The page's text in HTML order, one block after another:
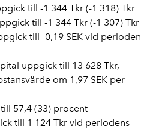
till -1 344 Tkr (-1 318) Tkr
till -1 344 Tkr (-1 307) Tkr
till -0,19 SEK vid perioden
uppgick till 13 628 Tkr,
om 1,97 SEK per
57,4 (33) procent
till 1 124 Tkr vid periodens